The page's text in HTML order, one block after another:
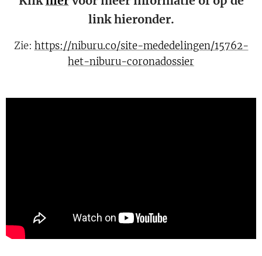
link hieronder.
Zie: https://niburu.co/site-mededelingen/15762-
het-niburu-coronadossier